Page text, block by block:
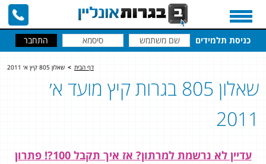
כניסת תלמידים
דף הבית > שאלון 805 קיץ א׳ 2011
שאלון 805 בגרות קיץ מועד א׳
2011
עדיין לא נרשמת למרתון? אז איך תקבל 100?! פתרון